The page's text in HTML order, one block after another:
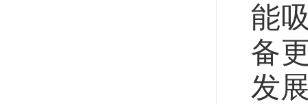
能
备
发